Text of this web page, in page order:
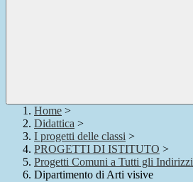
Home >
Didattica >
I progetti delle classi >
PROGETTI DI ISTITUTO >
Progetti Comuni a Tutti gli Indirizzi
Dipartimento di Arti visive